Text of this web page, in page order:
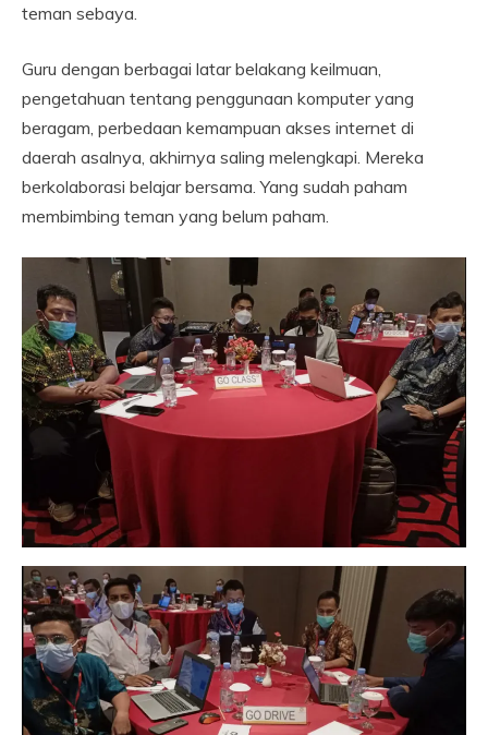
teman sebaya.
Guru dengan berbagai latar belakang keilmuan,
pengetahuan tentang penggunaan komputer yang
beragam, perbedaan kemampuan akses internet di
daerah asalnya, akhirnya saling melengkapi. Mereka
berkolaborasi belajar bersama. Yang sudah paham
membimbing teman yang belum paham.